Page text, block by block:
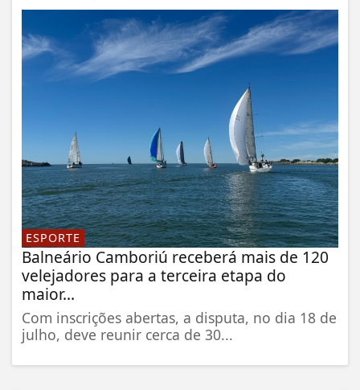
ESPORTE
Balneário Camboriú receberá mais de 120
velejadores para a terceira etapa do
maior...
Com inscrições abertas, a disputa, no dia 18 de
julho, deve reunir cerca de 30...